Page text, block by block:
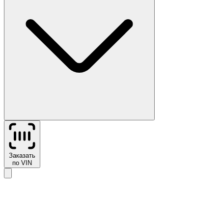
Заказать
по VIN